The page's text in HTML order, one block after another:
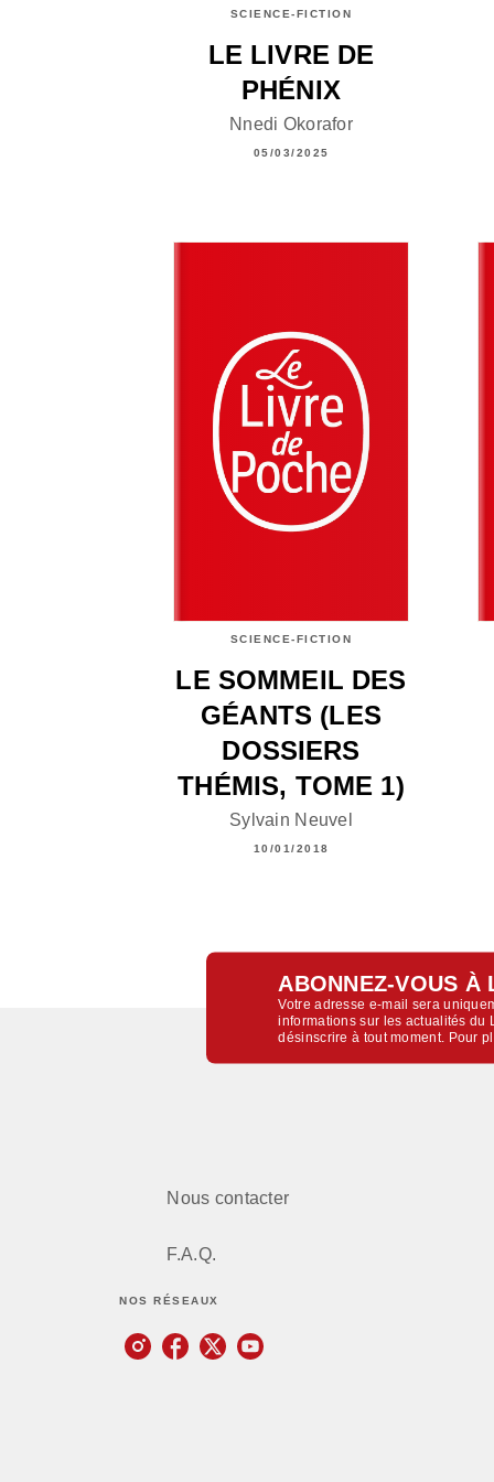
SCIENCE-FICTION
LE LIVRE DE
PHÉNIX
Nnedi Okorafor
05/03/2025
SCIENCE-FICTION
LE SOMMEIL DES
GÉANTS (LES
DOSSIERS
THÉMIS, TOME 1)
Sylvain Neuvel
10/01/2018
ABONNEZ-VOUS À
Votre adresse e-mail sera
informations sur les actualités du
désinscrire à tout moment. Pour
Nous contacter
F.A.Q.
NOS RÉSEAUX